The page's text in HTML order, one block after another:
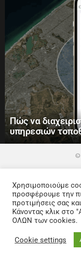
Πώς να
υπηρεσιών
Χρησιμοποιούμε
προσφέρουμε την
προτιμήσεις σας
Κάνοντας κλικ στο
ΟΛΩΝ των cookies.
Cookie settings